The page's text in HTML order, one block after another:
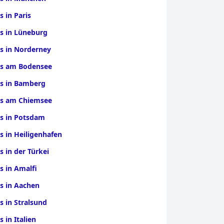
in Paris
in Lüneburg
in Norderney
am Bodensee
in Bamberg
am Chiemsee
in Potsdam
in Heiligenhafen
in der Türkei
in Amalfi
in Aachen
in Stralsund
in Italien